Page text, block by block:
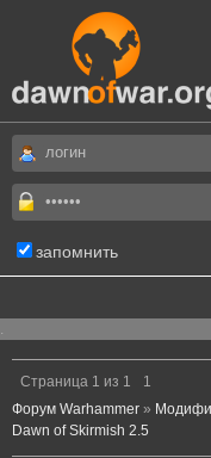
запомнить
.
Страница 1 из 1
1
Форум Warhammer »
Dawn of Skirmish 2.5